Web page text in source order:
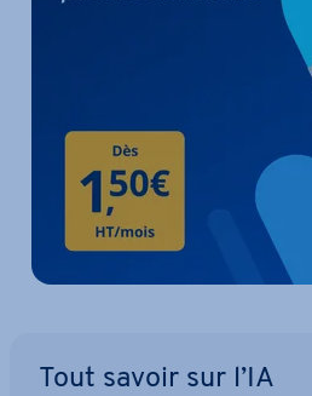
Tout savoir sur l’IA